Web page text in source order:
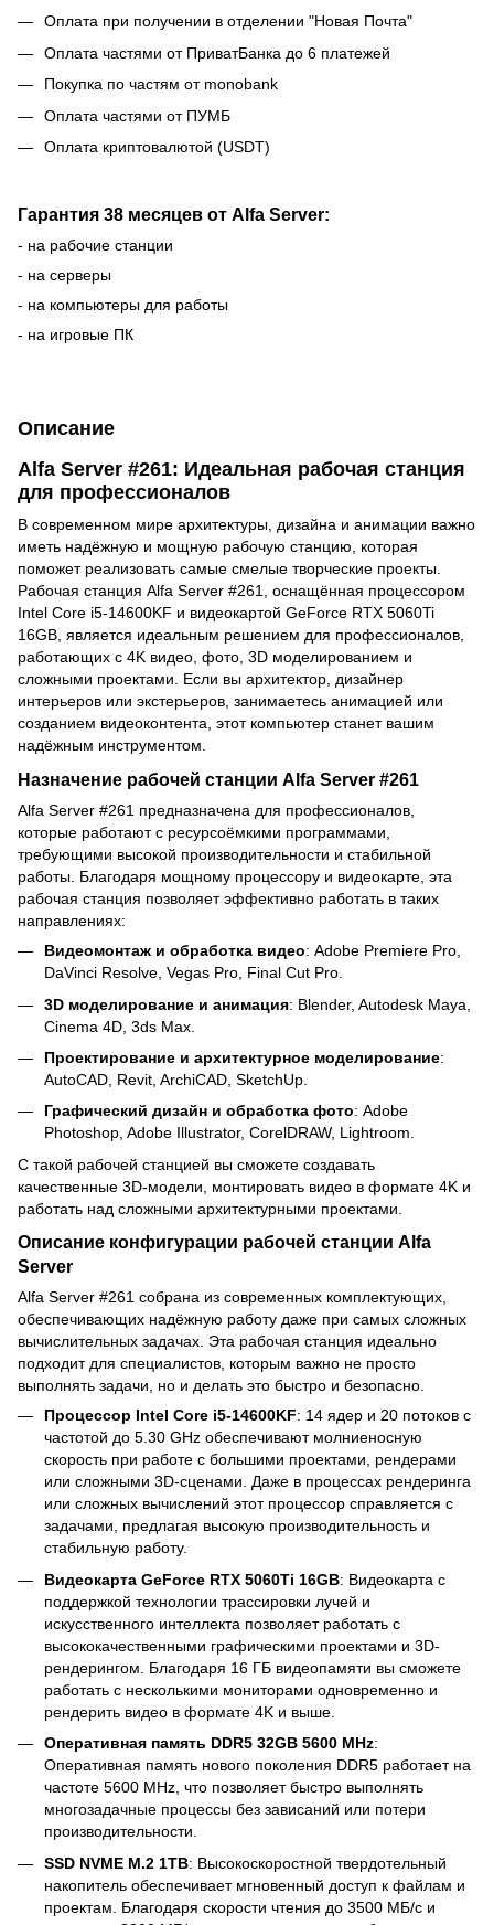
Оплата при получении в отделении "Новая Почта"
Оплата частями от ПриватБанка до 6 платежей
Покупка по частям от monobank
Оплата частями от ПУМБ
Оплата криптовалютой (USDT)
Гарантия 38 месяцев от Alfa Server:
- на рабочие станции
- на серверы
- на компьютеры для работы
- на игровые ПК
Описание
Alfa Server #261: Идеальная рабочая станция
для профессионалов
В современном мире архитектуры, дизайна и анимации важно
иметь надёжную и мощную рабочую станцию, которая
поможет реализовать самые смелые творческие проекты.
Рабочая станция Alfa Server #261, оснащённая процессором
Intel Core i5-14600KF и видеокартой GeForce RTX 5060Ti
16GB, является идеальным решением для профессионалов,
работающих с 4K видео, фото, 3D моделированием и
сложными проектами. Если вы архитектор, дизайнер
интерьеров или экстерьеров, занимаетесь анимацией или
созданием видеоконтента, этот компьютер станет вашим
надёжным инструментом.
Назначение рабочей станции Alfa Server #261
Alfa Server #261 предназначена для профессионалов,
которые работают с ресурсоёмкими программами,
требующими высокой производительности и стабильной
работы. Благодаря мощному процессору и видеокарте, эта
рабочая станция позволяет эффективно работать в таких
направлениях:
Видеомонтаж и обработка видео: Adobe Premiere Pro,
DaVinci Resolve, Vegas Pro, Final Cut Pro.
3D моделирование и анимация: Blender, Autodesk Maya,
Cinema 4D, 3ds Max.
Проектирование и архитектурное моделирование:
AutoCAD, Revit, ArchiCAD, SketchUp.
Графический дизайн и обработка фото: Adobe
Photoshop, Adobe Illustrator, CorelDRAW, Lightroom.
С такой рабочей станцией вы сможете создавать
качественные 3D-модели, монтировать видео в формате 4K и
работать над сложными архитектурными проектами.
Описание конфигурации рабочей станции Alfa
Server
Alfa Server #261 собрана из современных комплектующих,
обеспечивающих надёжную работу даже при самых сложных
вычислительных задачах. Эта рабочая станция идеально
подходит для специалистов, которым важно не просто
выполнять задачи, но и делать это быстро и безопасно.
Процессор Intel Core i5-14600KF: 14 ядер и 20 потоков с
частотой до 5.30 GHz обеспечивают молниеносную
скорость при работе с большими проектами, рендерами
или сложными 3D-сценами. Даже в процессах рендеринга
или сложных вычислений этот процессор справляется с
задачами, предлагая высокую производительность и
стабильную работу.
Видеокарта GeForce RTX 5060Ti 16GB: Видеокарта с
поддержкой технологии трассировки лучей и
искусственного интеллекта позволяет работать с
высококачественными графическими проектами и 3D-
рендерингом. Благодаря 16 ГБ видеопамяти вы сможете
работать с несколькими мониторами одновременно и
рендерить видео в формате 4K и выше.
Оперативная память DDR5 32GB 5600 MHz:
Оперативная память нового поколения DDR5 работает на
частоте 5600 MHz, что позволяет быстро выполнять
многозадачные процессы без зависаний или потери
производительности.
SSD NVME M.2 1TB: Высокоскоростной твердотельный
накопитель обеспечивает мгновенный доступ к файлам и
проектам. Благодаря скорости чтения до 3500 МБ/с и